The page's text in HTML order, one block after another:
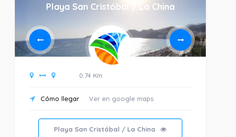
Playa San Cristóbal / La China
0.74 Km
Cómo llegar Ver en google maps
Playa San Cristóbal / La China